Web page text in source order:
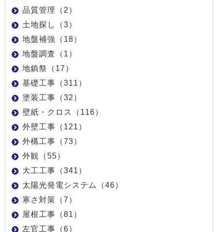
品質管理（2）
土地探し（3）
地盤補強（18）
地盤調査（1）
地鎮祭（17）
基礎工事（311）
塗装工事（32）
壁紙・クロス（116）
外壁工事（121）
外構工事（73）
外観（55）
大工工事（341）
太陽光発電システム（46）
寒さ対策（7）
屋根工事（81）
左官工事（6）